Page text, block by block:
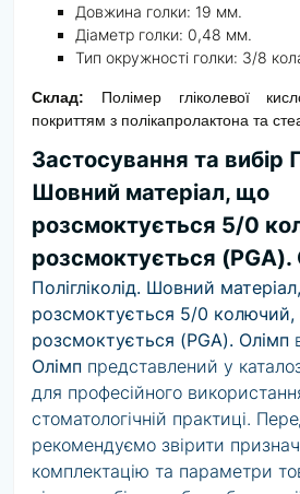
Довжина голки: 19 мм.
Діаметр голки: 0,48 мм.
Тип окружності голки: 3/8
Склад: Полімер гліколевої
покриттям з полікапролактона та
Застосування та вибір
Шовний матеріал, що
розсмоктується 5/0
розсмоктується (PGA).
Полігліколід. Шовний
розсмоктується 5/0
розсмоктується (PGA). Олімп
Олімп представлений у
для професійного
стоматологічній практиці.
рекомендуємо звірити
комплектацію та параметри